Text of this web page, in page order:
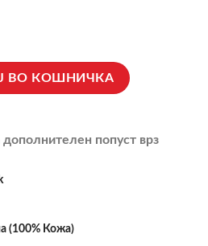
ВО КОШНИЧКА
попуст врз
(100% Кожа)